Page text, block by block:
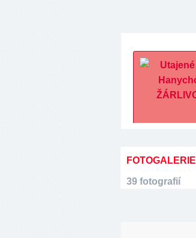
FOTOGALERIE
39 fotografií